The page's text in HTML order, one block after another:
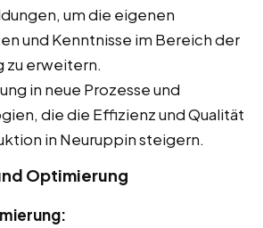
um die eigenen
und Kenntnisse im Bereich der
zu erweitern.
in neue Prozesse und
die die Effizienz und Qualität
in Neuruppin steigern.
Optimierung